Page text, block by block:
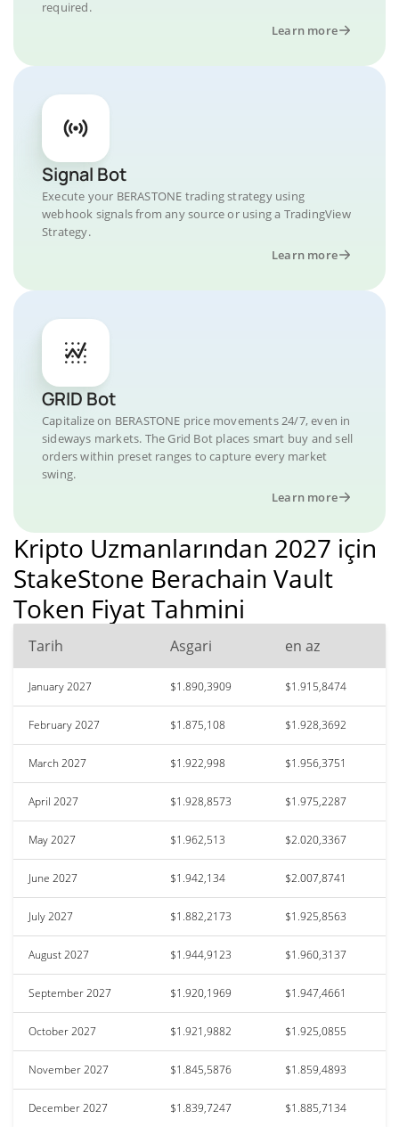
required.
Learn more
Signal Bot
Execute your BERASTONE trading strategy using
webhook signals from any source or using a TradingView
Strategy.
Learn more
GRID Bot
Capitalize on BERASTONE price movements 24/7, even in
sideways markets. The Grid Bot places smart buy and sell
orders within preset ranges to capture every market
swing.
Learn more
Kripto Uzmanlarından 2027 için
StakeStone Berachain Vault
Token Fiyat Tahmini
Tarih Asgari en az
January 2027 $1.890,3909 $1.915,8474
February 2027 $1.875,108 $1.928,3692
March 2027 $1.922,998 $1.956,3751
April 2027 $1.928,8573 $1.975,2287
May 2027 $1.962,513 $2.020,3367
June 2027 $1.942,134 $2.007,8741
July 2027 $1.882,2173 $1.925,8563
August 2027 $1.944,9123 $1.960,3137
September 2027 $1.920,1969 $1.947,4661
October 2027 $1.921,9882 $1.925,0855
November 2027 $1.845,5876 $1.859,4893
December 2027 $1.839,7247 $1.885,7134